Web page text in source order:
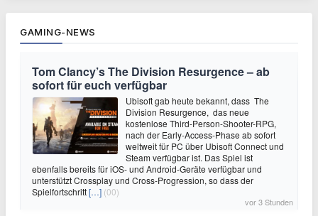
GAMING-NEWS
Tom Clancy’s The Division Resurgence – ab
sofort für euch verfügbar
Ubisoft gab heute bekannt, dass The
Division Resurgence, das neue
kostenlose Third-Person-Shooter-RPG,
nach der Early-Access-Phase ab sofort
weltweit für PC über Ubisoft Connect und
Steam verfügbar ist. Das Spiel ist
ebenfalls bereits für iOS- und Android-Geräte verfügbar und
unterstützt Crossplay und Cross-Progression, so dass der
Spielfortschritt[…] (00)
vor 3 Stunden